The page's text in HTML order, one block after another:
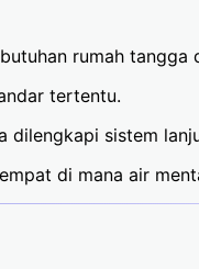
rumah tangga
tertentu.
dilengkapi sistem
di mana air